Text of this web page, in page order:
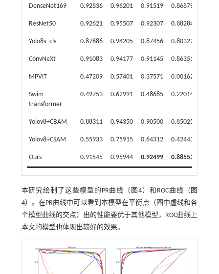
DenseNet169 0.92836 0.96201 0.91519 0.86879
ResNet50 0.92621 0.95507 0.92307 0.88284
Yolo8s_cls 0.87686 0.94205 0.87456 0.80322
ConvNeXt 0.91083 0.94177 0.91145 0.86351
MPViT 0.47209 0.57401 0.37571 0.00162
Swim
transformer
0.49753 0.62991 0.48685 0.22014
Yolov8+CBAM 0.88311 0.94350 0.90500 0.85025
Yolov8+CSAM 0.55933 0.75915 0.64312 0.42443
Ours 0.91545 0.95944 0.92499 0.88553
本研究绘制了这些模型的PR曲线（ 图4）和ROC曲线（ 图
4）。在PR曲线中可以看到本模型在平衡点（图中虚线和各
个模型曲线的交点）出的性能要优于其他模型，ROC曲线上
本文的模型也体现出较好的效果。